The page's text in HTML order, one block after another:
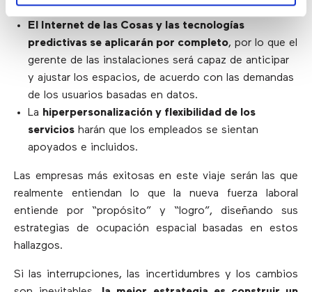
colaboración entre equipos.
El Internet de las Cosas y las tecnologías
predictivas se aplicarán por completo, por lo que el
gerente de las instalaciones será capaz de anticipar
y ajustar los espacios, de acuerdo con las demandas
de los usuarios basadas en datos.
La hiperpersonalización y flexibilidad de los
servicios harán que los empleados se sientan
apoyados e incluidos.
Las empresas más exitosas en este viaje serán las que
realmente entiendan lo que la nueva fuerza laboral
entiende por “propósito” y “logro”, diseñando sus
estrategias de ocupación espacial basadas en estos
hallazgos.
Si las interrupciones, las incertidumbres y los cambios